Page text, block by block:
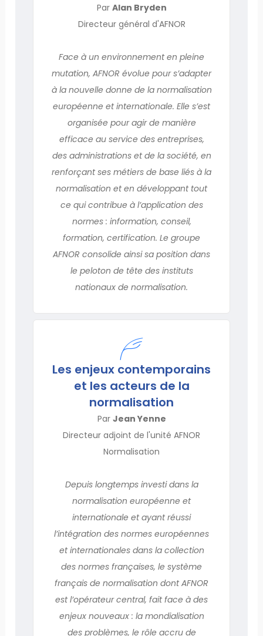
Par Alan Bryden
Directeur général d'AFNOR
Face à un environnement en pleine
mutation, AFNOR évolue pour s’adapter
à la nouvelle donne de la normalisation
européenne et internationale. Elle s’est
organisée pour agir de manière
efficace au service des entreprises,
des administrations et de la société, en
renforçant ses métiers de base liés à la
normalisation et en développant tout
ce qui contribue à l’application des
normes : information, conseil,
formation, certification. Le groupe
AFNOR consolide ainsi sa position dans
le peloton de tête des instituts
nationaux de normalisation.
Les enjeux contemporains
et les acteurs de la
normalisation
Par Jean Yenne
Directeur adjoint de l'unité AFNOR
Normalisation
Depuis longtemps investi dans la
normalisation européenne et
internationale et ayant réussi
l’intégration des normes européennes
et internationales dans la collection
des normes françaises, le système
français de normalisation dont AFNOR
est l’opérateur central, fait face à des
enjeux nouveaux : la mondialisation
des problèmes, le rôle accru de